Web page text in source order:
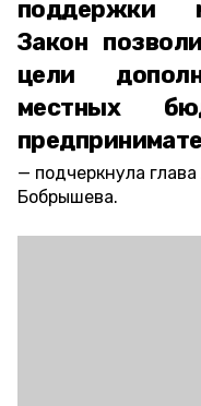
поддержки
Закон
цели
местных
подчеркнула
Бобрышева.